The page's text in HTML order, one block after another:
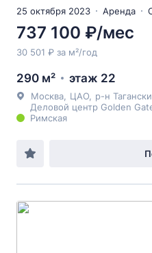
25 октября 2023 Аренда
737 100 ₽/мес
30 501 ₽ за м²/год
290 м² этаж 22
Москва ЦАО р-н
Деловой центр Golden
Римская